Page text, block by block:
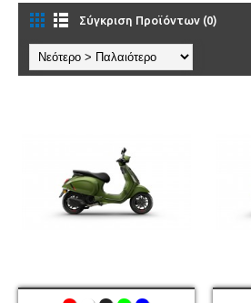
Σύγκριση Προϊόντων (0)